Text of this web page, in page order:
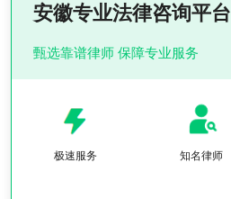
安徽专业法律咨询平台
甄选靠谱律师 保障专业服务
极速服务 知名律师